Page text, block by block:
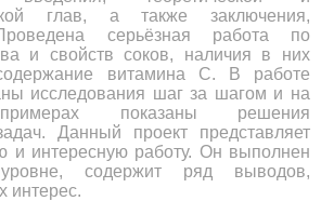
глав, а также заключения,
серьёзная работа по
и свойств соков, наличия в них
витамина С. В работе
исследования шаг за шагом и на
показаны решения
Данный проект представляет
и интересную работу. Он выполнен
содержит ряд выводов,
интерес.